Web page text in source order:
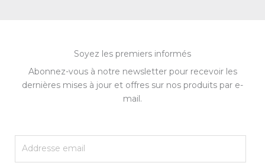
Soyez les premiers informés
Abonnez-vous à notre newsletter pour recevoir les
dernières mises à jour et offres sur nos produits par e-
mail.
m